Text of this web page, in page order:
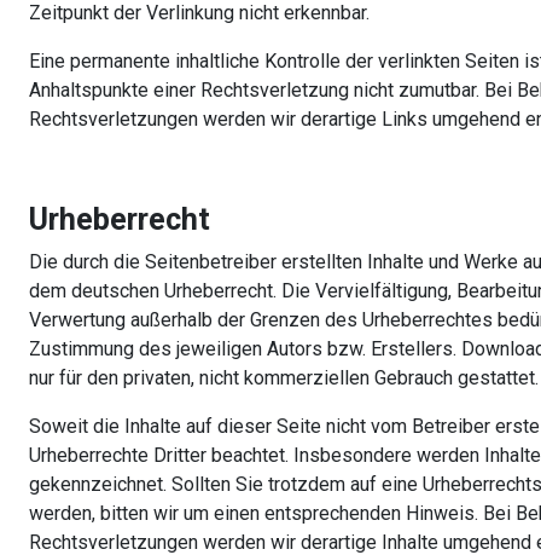
Zeitpunkt der Verlinkung nicht erkennbar.
Eine permanente inhaltliche Kontrolle der verlinkten Seiten
Anhaltspunkte einer Rechtsverletzung nicht zumutbar. Bei
Rechtsverletzungen werden wir derartige Links umgehend
Urheberrecht
Die durch die Seitenbetreiber erstellten Inhalte und Werke
dem deutschen Urheberrecht. Die Vervielfältigung,
Verwertung außerhalb der Grenzen des Urheberrechtes
Zustimmung des jeweiligen Autors bzw. Erstellers.
nur für den privaten, nicht kommerziellen Gebrauch gestattet.
Soweit die Inhalte auf dieser Seite nicht vom Betreiber
Urheberrechte Dritter beachtet. Insbesondere werden
gekennzeichnet. Sollten Sie trotzdem auf eine
werden, bitten wir um einen entsprechenden Hinweis. Bei
Rechtsverletzungen werden wir derartige Inhalte umgehend